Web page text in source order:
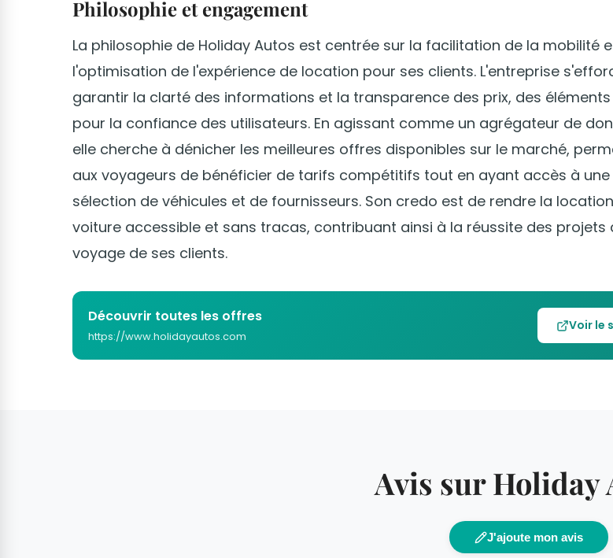
Philosophie et engagement
La philosophie de Holiday Autos est centrée sur la facilitation de la mobilité
l'optimisation de l'expérience de location pour ses clients. L'entreprise
garantir la clarté des informations et la transparence des prix, des
pour la confiance des utilisateurs. En agissant comme un agrégateur de
elle cherche à dénicher les meilleures offres disponibles sur le marché,
aux voyageurs de bénéficier de tarifs compétitifs tout en ayant accès à
sélection de véhicules et de fournisseurs. Son credo est de rendre la
voiture accessible et sans tracas, contribuant ainsi à la réussite des projets
voyage de ses clients.
Découvrir toutes les offres
https://www.holidayautos.com
Voir le
Avis sur Holiday
J'ajoute mon avis